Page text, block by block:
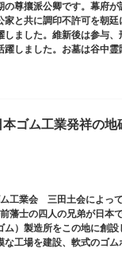
の尊攘派公卿です。幕府
家と共に調印不許可を朝
しました。維新後は参与
しました。お墓は谷中霊
本ゴム工業発祥の地
工業会 三田土会によっ
藩士の四人の兄弟が日本
ム）製造所をこの地に創
な工場を建設、軟式のゴ